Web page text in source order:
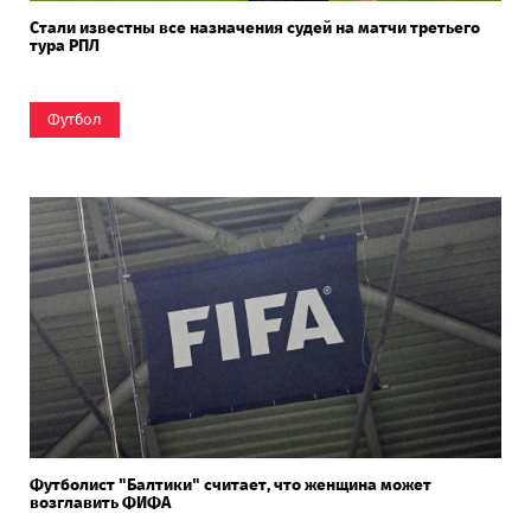
Стали известны все назначения судей на матчи третьего
тура РПЛ
Футбол
Футболист "Балтики" считает, что женщина может
возглавить ФИФА